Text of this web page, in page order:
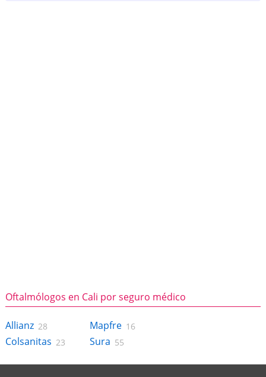
Oftalmólogos en Cali por seguro médico
Allianz 28
Colsanitas 23
Mapfre 16
Sura 55